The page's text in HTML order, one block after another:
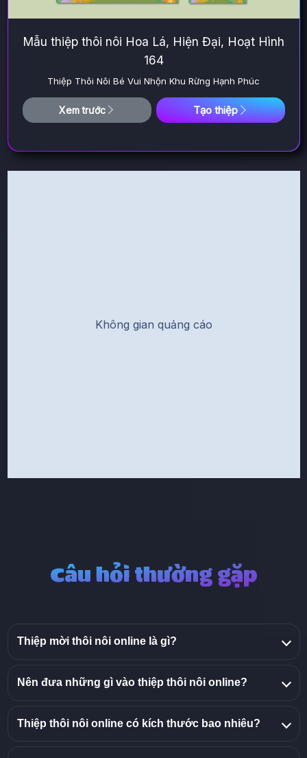
Mẫu thiệp thôi nôi Hoa Lá, Hiện Đại, Hoạt Hình
164
Thiệp Thôi Nôi Bé Vui Nhộn Khu Rừng Hạnh Phúc
Xem trước Tạo thiệp
Câu hỏi thường gặp
Thiệp mời thôi nôi online là gì?
Nên đưa những gì vào thiệp thôi nôi online?
Thiệp thôi nôi online có kích thước bao nhiêu?